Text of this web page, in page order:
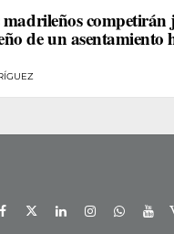
madrileños
de un asentamiento